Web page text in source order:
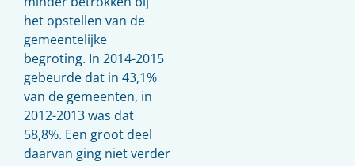
het opstellen van de
gemeentelijke
begroting. In 2014-2015
gebeurde dat in 43,1%
van de gemeenten, in
2012-2013 was dat
58,8%. Een groot deel
daarvan ging niet verder